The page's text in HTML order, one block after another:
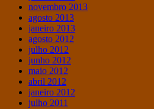
novembro 2013
agosto 2013
janeiro 2013
agosto 2012
julho 2012
junho 2012
maio 2012
abril 2012
janeiro 2012
julho 2011